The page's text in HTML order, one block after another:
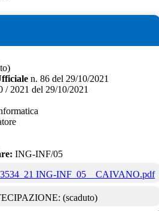
n. 86 del 29/10/2021
/ 2021 del 29/10/2021
ING-INF/05
ING-INF_05 _ CAIVANO.pdf
(scaduto)